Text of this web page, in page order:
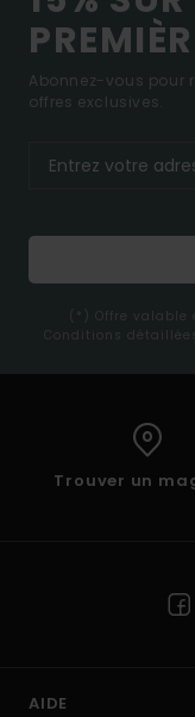
Abonnez-vous pour
offres exclusives.
(*) Offre
Conditions
Trouver un
AIDE